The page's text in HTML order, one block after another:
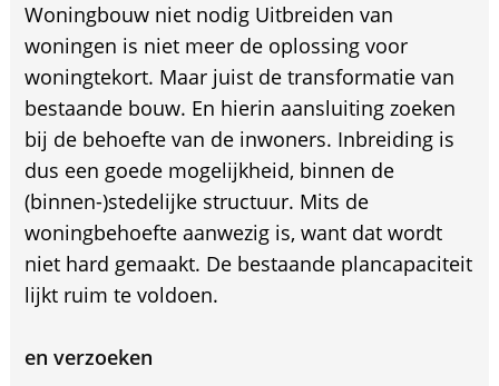
Woningbouw niet nodig Uitbreiden van
woningen is niet meer de oplossing voor
woningtekort. Maar juist de transformatie van
bestaande bouw. En hierin aansluiting zoeken
bij de behoefte van de inwoners. Inbreiding is
dus een goede mogelijkheid, binnen de
(binnen-)stedelijke structuur. Mits de
woningbehoefte aanwezig is, want dat wordt
niet hard gemaakt. De bestaande plancapaciteit
lijkt ruim te voldoen.
en verzoeken